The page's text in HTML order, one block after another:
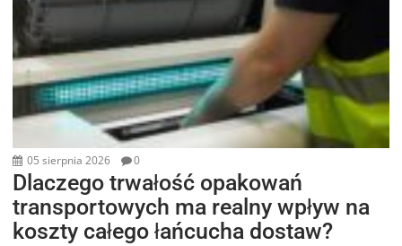
05 sierpnia 2026 0
Dlaczego trwałość opakowań
transportowych ma realny wpływ na
koszty całego łańcucha dostaw?